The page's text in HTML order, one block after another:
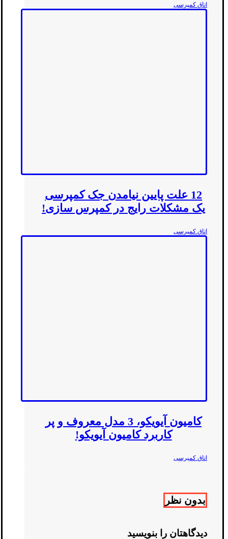
اتاق کمپرسی
12 علت پایین نیامدن جک کمپرسی
یک مشکلات رایج در کمپرس سازی!
اتاق کمپرسی
کامیون آیویکو، 3 مدل معروف و پر
کاربرد کامیون آیویکو!
اتاق کمپرسی
بدون نظر
دیدگاهتان را بنویسید